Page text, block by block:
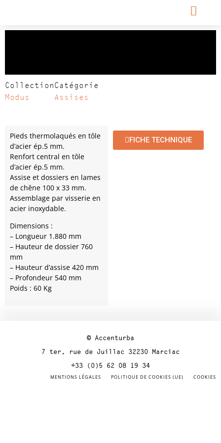
Collection
Modus
Catégorie
Assises
Pieds thermolaqués en tôle
d’acier ép.5 mm.
Renfort central en tôle
d’acier ép.5 mm.
Assise et dossiers en lames
de chêne 100 x 33 mm.
Assemblage par visserie en
acier inoxydable.
Dimensions :
– Longueur 1.880 mm
– Hauteur de dossier 760
mm
– Hauteur d’assise 420 mm
– Profondeur 540 mm
Poids : 60 Kg
FICHE TECHNIQUE
© Accenturba
7 ter, rue de Juillac 32230 Marciac
+33 (0)5 62 08 19 34
MENTIONS LÉGALES POLITIQUE DE COOKIES (UE) COOKIES